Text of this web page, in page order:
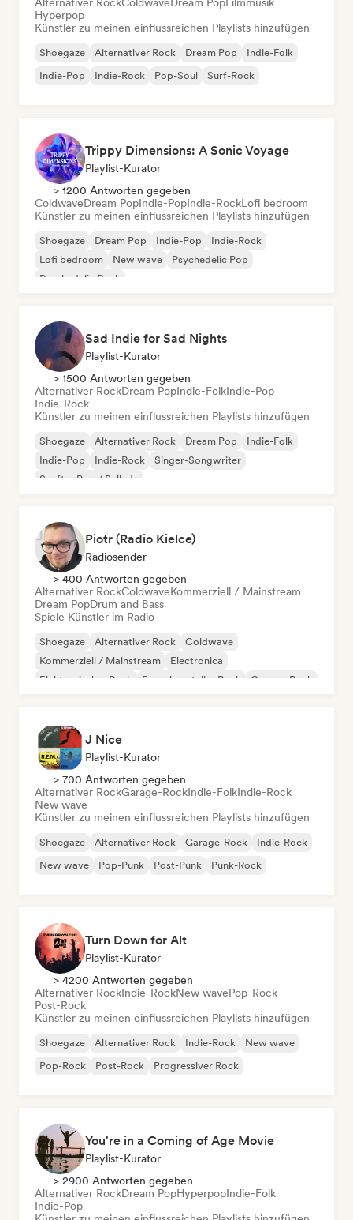
Hyperpop
Künstler zu meinen einflussreichen Playlists hinzufügen
Shoegaze Alternativer Rock Dream Pop
Indie-Folk
Indie-Pop
Indie-Rock Pop-Soul Surf-Rock
Trippy Dimensions: A Sonic Voyage
Playlist-Kurator
> 1200 Antworten gegeben
ColdwaveDream PopIndie-PopIndie-RockLofi bedroom
Künstler zu meinen einflussreichen Playlists hinzufügen
Shoegaze Dream Pop Indie-Pop
Indie-Rock
Lofi bedroom
New wave
Psychedelic Pop
Psychedelic Rock
Sad Indie for Sad Nights
Playlist-Kurator
> 1500 Antworten gegeben
Alternativer RockDream PopIndie-FolkIndie-Pop
Indie-Rock
Künstler zu meinen einflussreichen Playlists hinzufügen
Shoegaze Alternativer Rock Dream Pop
Indie-Folk
Indie-Pop
Indie-Rock
Singer-Songwriter
Sanfter Pop / Ballade
Piotr (Radio Kielce)
Radiosender
> 400 Antworten gegeben
Alternativer RockColdwaveKommerziell / Mainstream
Dream PopDrum and Bass
Spiele Künstler im Radio
Shoegaze Alternativer Rock
Coldwave
Kommerziell / Mainstream
Electronica
Elektronischer Rock
Experimenteller Rock Garage-Rock
J Nice
Playlist-Kurator
> 700 Antworten gegeben
Alternativer RockGarage-RockIndie-FolkIndie-Rock
New wave
Künstler zu meinen einflussreichen Playlists hinzufügen
Shoegaze Alternativer Rock Garage-Rock
Indie-Rock
New wave
Pop-Punk Post-Punk Punk-Rock
Turn Down for Alt
Playlist-Kurator
> 4200 Antworten gegeben
Alternativer RockIndie-RockNew wavePop-Rock
Post-Rock
Künstler zu meinen einflussreichen Playlists hinzufügen
Shoegaze Alternativer Rock Indie-Rock
New wave
Pop-Rock
Post-Rock Progressiver Rock
You're in a Coming of Age Movie
Playlist-Kurator
> 2900 Antworten gegeben
Alternativer RockDream PopHyperpopIndie-Folk
Indie-Pop